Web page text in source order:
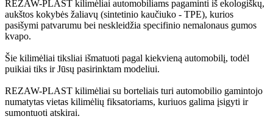
REZAW-PLAST kilimėliai automobiliams pagaminti iš ekologiškų,
aukštos kokybės žaliavų (sintetinio kaučiuko - TPE), kurios
pasišymi patvarumu bei neskleidžia specifinio nemalonaus gumos
kvapo.
Šie kilimėliai tiksliai išmatuoti pagal kiekvieną automobilį, todėl
puikiai tiks ir Jūsų pasirinktam modeliui.
REZAW-PLAST kilimėliai su borteliais turi automobilio gamintojo
numatytas vietas kilimėlių fiksatoriams, kuriuos galima įsigyti ir
sumontuoti atskirai.